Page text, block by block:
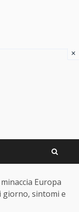
Europa
giorno, sintomi e
×